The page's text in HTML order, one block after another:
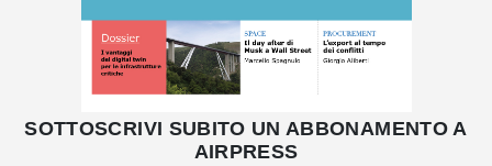
SOTTOSCRIVI SUBITO UN ABBONAMENTO A
AIRPRESS